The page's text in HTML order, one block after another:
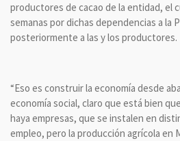
productores de cacao de la entidad, el
semanas por dichas dependencias a la
posteriormente a las y los productores.
“Eso es construir la economía desde
economía social, claro que está bien
haya empresas, que se instalen en
empleo, pero la producción agrícola en